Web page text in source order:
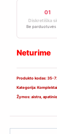
01
Diskretiška
Be parduotuvės
Neturime
Produkto kodas: 35-
Kategorija: Komplektai
Žymos: aistra